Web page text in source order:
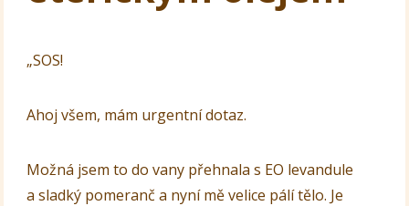
„SOS!
Ahoj všem, mám urgentní dotaz.
Možná jsem to do vany přehnala s EO levandule
a sladký pomeranč a nyní mě velice pálí tělo. Je